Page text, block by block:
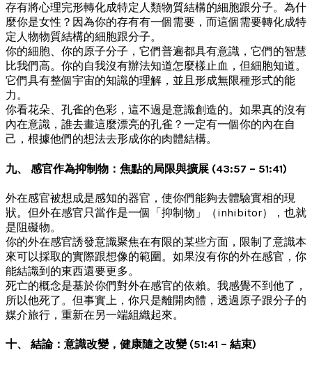
存有將心理完形轉化成特定人類物質結構的細胞跟分子。為什
麼你是女性？因為你的存有有一個需要，而這個需要轉化成特
定人物物質結構的細胞跟分子。
你的細胞、你的原子分子，它們普遍都具有意識，它們的智慧
比我們高。你的自我沒有辦法知道怎麼樣止血，但細胞知道。
它們具有整個宇宙的知識的理解，並且形成無限種形式的能
力。
你看花朵、孔雀的色彩，這不過是意識創造的。如果真的沒有
內在意識，誰去畫這麼漂亮的孔雀？一定有一個你的內在自
己，根據他們的想法去形成你的肉體結構。
九、 感官作為抑制物：焦點的局限與擴展 (43:57 – 51:41)
外在感官被想成是感知的器官，使你們能夠去體驗實相的現
狀。但外在感官只當作是一個「抑制物」（inhibitor），也就
是阻礙物。
你的外在感官誘發意識聚焦在有限的某些方面，限制了意識本
來可以採取的實際跟想像的範圍。如果沒有你的外在感官，你
能結識到的東西還要更多。
死亡的概念是基於你們對外在感官的依賴。我感覺不到他了，
所以他死了。但事實上，你只是離開肉體，透過原子跟分子的
媒介旅行，重新在另一端組織起來。
十、 結論：意識改變，健康隨之改變 (51:41 – 結束)